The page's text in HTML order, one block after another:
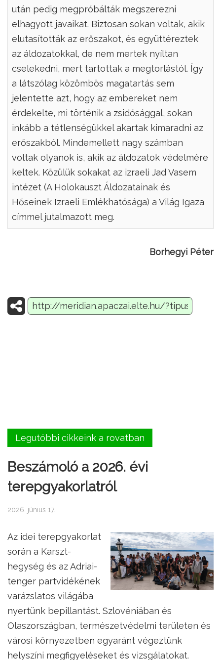
után pedig megpróbálták megszerezni
elhagyott javaikat. Biztosan sokan voltak, akik
elutasították az erőszakot, és együttéreztek
az áldozatokkal, de nem mertek nyíltan
cselekedni, mert tartottak a megtorlástól. Így
a látszólag közömbös magatartás sem
jelentette azt, hogy az embereket nem
érdekelte, mi történik a zsidósággal, sokan
inkább a tétlenségükkel akartak kimaradni az
erőszakból. Mindemellett nagy számban
voltak olyanok is, akik az áldozatok védelmére
keltek. Közülük sokakat az izraeli Jad Vasem
intézet (A Holokauszt Áldozatainak és
Hőseinek Izraeli Emlékhatósága) a Világ Igaza
címmel jutalmazott meg.
Borhegyi Péter
Legutóbbi cikkeink a rovatban
Beszámoló a 2026. évi
terepgyakorlatról
2026. június 17.
Az idei terepgyakorlat
során a Karszt-
hegység és az Adriai-
tenger partvidékének
varázslatos világába
nyertünk bepillantást. Szlovéniában és
Olaszországban, természetvédelmi területen és
városi környezetben egyaránt végeztünk
helyszíni megfigyeléseket és vizsgálatokat.